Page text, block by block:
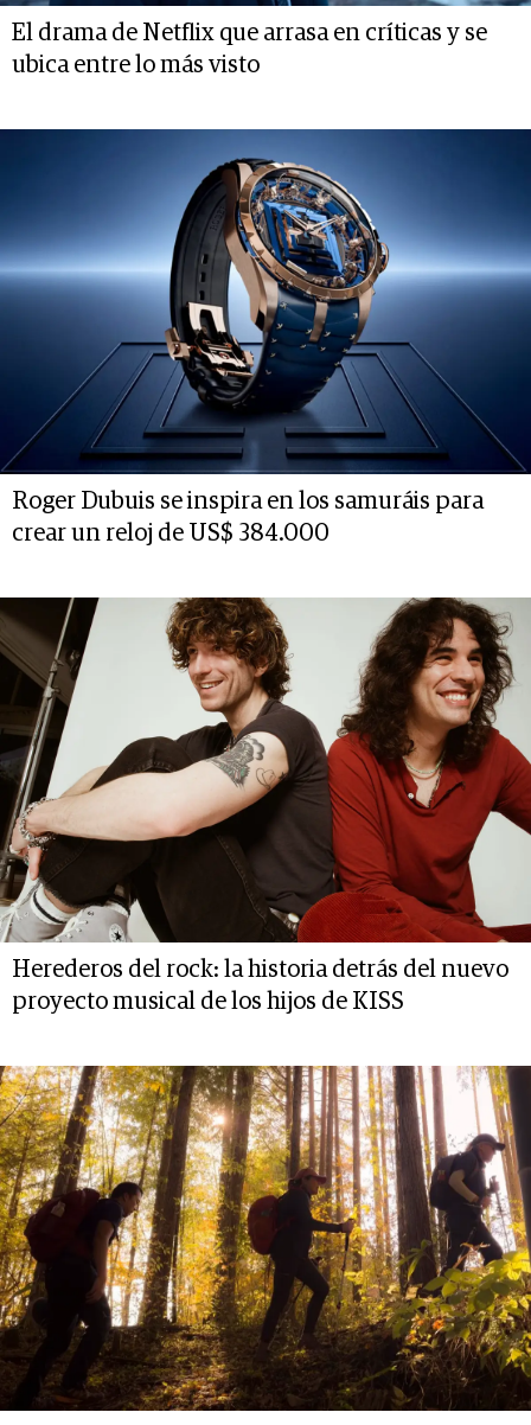
El drama de Netflix que arrasa en críticas y se
ubica entre lo más visto
Roger Dubuis se inspira en los samuráis para
crear un reloj de US$ 384.000
Herederos del rock: la historia detrás del nuevo
proyecto musical de los hijos de KISS